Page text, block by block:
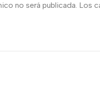
no será publicada. Los